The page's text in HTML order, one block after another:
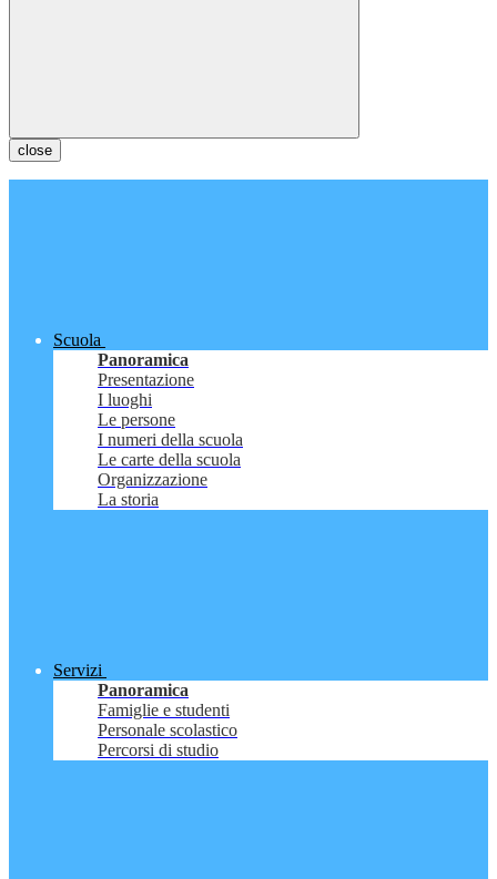
close
Scuola
Panoramica
Presentazione
I luoghi
Le persone
I numeri della scuola
Le carte della scuola
Organizzazione
La storia
Servizi
Panoramica
Famiglie e studenti
Personale scolastico
Percorsi di studio